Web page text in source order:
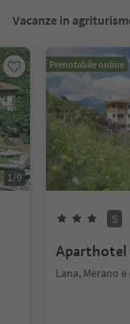
Vacanze in
1/9
Prenotabile online
S
Aparthotel
Lana, Merano